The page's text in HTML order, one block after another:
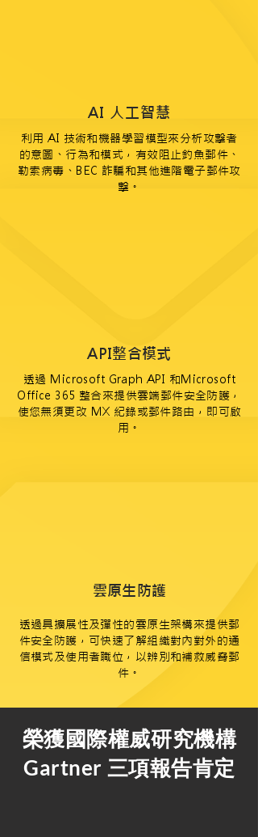
AI 人工智慧
利用 AI 技術和機器學習模型來分析攻擊者
的意圖、行為和模式，有效阻止釣魚郵件、
勒索病毒、BEC 詐騙和其他進階電子郵件攻
擊。
透過 Microsoft Graph API 和Microsoft
Office 365 整合來提供雲端郵件安全防護，
使您無須更改 MX 紀錄或郵件路由，即可啟
用。
API整合模式
透過具擴展性及彈性的雲原生架構來提供郵
件安全防護，可快速了解組織對內對外的通
信模式及使用者職位，以辨別和補救威脅郵
件。
雲原生防護
榮獲國際權威研究機構
Gartner 三項報告肯定